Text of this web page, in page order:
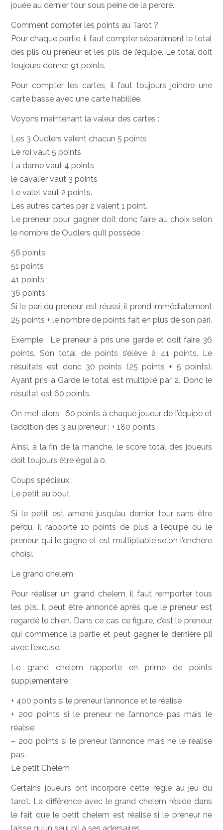
jouée au dernier tour sous peine de la perdre.
Comment compter les points au Tarot ?
Pour chaque partie, il faut compter séparément le total
des plis du preneur et les plis de l’équipe. Le total doit
toujours donner 91 points.
Pour compter les cartes, il faut toujours joindre une
carte basse avec une carte habillée.
Voyons maintenant la valeur des cartes :
Les 3 Oudlers valent chacun 5 points
Le roi vaut 5 points
La dame vaut 4 points
le cavalier vaut 3 points
Le valet vaut 2 points.
Les autres cartes par 2 valent 1 point.
Le preneur pour gagner doit donc faire au choix selon
le nombre de Oudlers qu’il possède :
56 points
51 points
41 points
36 points
Si le pari du preneur est réussi, il prend immédiatement
25 points + le nombre de points fait en plus de son pari.
Exemple : Le preneur à pris une garde et doit faire 36
points. Son total de points s’élève à 41 points. Le
résultats est donc 30 points (25 points + 5 points).
Ayant pris à Garde le total est multiplié par 2. Donc le
résultat est 60 points.
On met alors -60 points à chaque joueur de l’équipe et
l’addition des 3 au preneur : + 180 points.
Ainsi, à la fin de la manche, le score total des joueurs
doit toujours être égal à 0.
Coups spéciaux :
Le petit au bout
Si le petit est amené jusqu’au dernier tour sans être
perdu, il rapporte 10 points de plus à l’équipe ou le
preneur qui le gagne et est multipliable selon l’enchère
choisi.
Le grand chelem
Pour réaliser un grand chelem, il faut remporter tous
les plis. Il peut être annoncé après que le preneur est
regardé le chien. Dans ce cas ce figure, c’est le preneur
qui commence la partie et peut gagner le dernière pli
avec l’excuse.
Le grand chelem rapporte en prime de points
supplémentaire :
+ 400 points si le preneur l’annonce et le réalise
+ 200 points si le preneur ne l’annonce pas mais le
réalise
– 200 points si le preneur l’annonce mais ne le réalise
pas.
Le petit Chelem
Certains joueurs ont incorporé cette règle au jeu du
tarot. La différence avec le grand chelem réside dans
le fait que le petit chelem est réalisé si le preneur ne